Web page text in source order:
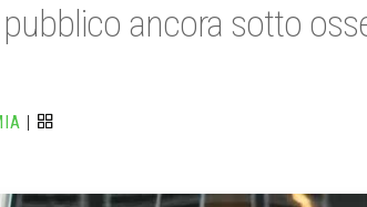
ancora sotto
|